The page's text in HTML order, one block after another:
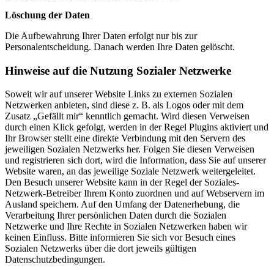
Löschung der Daten
Die Aufbewahrung Ihrer Daten erfolgt nur bis zur
Personalentscheidung. Danach werden Ihre Daten gelöscht.
Hinweise auf die Nutzung Sozialer Netzwerke
Soweit wir auf unserer Website Links zu externen Sozialen
Netzwerken anbieten, sind diese z. B. als Logos oder mit dem
Zusatz „Gefällt mir“ kenntlich gemacht. Wird diesen Verweisen
durch einen Klick gefolgt, werden in der Regel Plugins aktiviert und
Ihr Browser stellt eine direkte Verbindung mit den Servern des
jeweiligen Sozialen Netzwerks her. Folgen Sie diesen Verweisen
und registrieren sich dort, wird die Information, dass Sie auf unserer
Website waren, an das jeweilige Soziale Netzwerk weitergeleitet.
Den Besuch unserer Website kann in der Regel der Soziales-
Netzwerk-Betreiber Ihrem Konto zuordnen und auf Webservern im
Ausland speichern. Auf den Umfang der Datenerhebung, die
Verarbeitung Ihrer persönlichen Daten durch die Sozialen
Netzwerke und Ihre Rechte in Sozialen Netzwerken haben wir
keinen Einfluss. Bitte informieren Sie sich vor Besuch eines
Sozialen Netzwerks über die dort jeweils gültigen
Datenschutzbedingungen.